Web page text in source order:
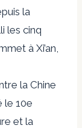
la
les cinq
à Xi’an
la Chine
le 10e
et la